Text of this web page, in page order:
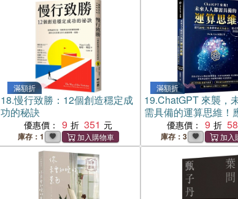
滿額折
18.慢行致勝：12個創造穩定成
功的秘訣
優惠價： 9 351
庫存：1
滿額折
19.ChatGPT 來襲，
需具備的運算思維！
工程來釋放程式生產
習/開發篇
優惠價： 9
庫存：3